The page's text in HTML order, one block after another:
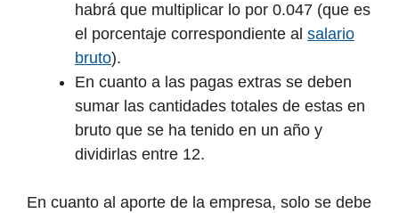
habrá que multiplicar lo por 0.047 (que es
el porcentaje correspondiente al salario
bruto).
En cuanto a las pagas extras se deben
sumar las cantidades totales de estas en
bruto que se ha tenido en un año y
dividirlas entre 12.
En cuanto al aporte de la empresa, solo se debe